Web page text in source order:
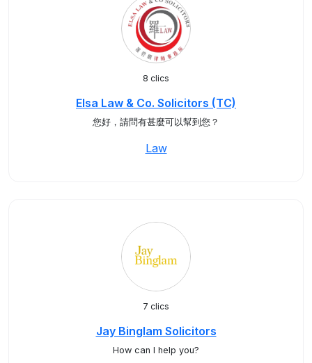
8 clics
Elsa Law & Co. Solicitors (TC)
您好，請問有甚麼可以幫到您？
Law
7 clics
Jay Binglam Solicitors
How can I help you?